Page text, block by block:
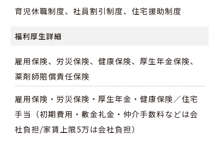
育児休職制度、社員割引制度、住宅援助制度
福利厚生詳細
雇用保険、労災保険、健康保険、厚生年金保険、
薬剤師賠償責任保険
雇用保険・労災保険・厚生年金・健康保険／住宅
手当（初期費用・敷金礼金・仲介手数料などは会
社負担/家賃上限5万は会社負担）